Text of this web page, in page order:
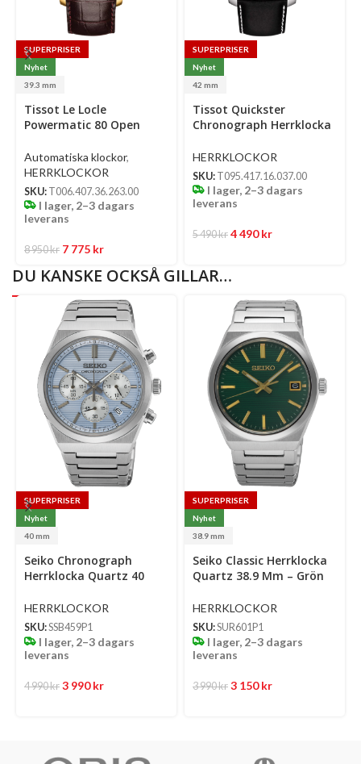
SUPERPRISER
Nyhet
39.3 mm
options
Tissot Le Locle
Powermatic 80 Open
Herrklocka 39.3 Mm –
Silverfärgad Urtavla
Automatiska klockor,
HERRKLOCKOR
SKU: T006.407.36.263.00
I lager, 2–3 dagars
leverans
8 950kr 7 775 kr
SUPERPRISER
Nyhet
42 mm
options
Tissot Quickster
Chronograph Herrklocka
Urtavla Med Svart
Läderband
HERRKLOCKOR
SKU: T095.417.16.037.00
I lager, 2–3 dagars
leverans
5 490kr 4 490kr
DU KANSKE OCKSÅ GILLAR…
SUPERPRISER
Nyhet
40 mm
Select
options
Seiko Chronograph
Herrklocka Quartz 40
Urtavla Med Stållänk
HERRKLOCKOR
SKU:SSB459P1
I lager, 2–3 dagars
leverans
4 990kr 3 990kr
SUPERPRISER
Nyhet
38.9 mm
Select
options
Seiko Classic Herrklocka
Quartz 38.9 Mm – Grön
Stållänk
HERRKLOCKOR
SKU:SUR601P1
I lager, 2–3 dagars
leverans
3 990kr 3 150kr